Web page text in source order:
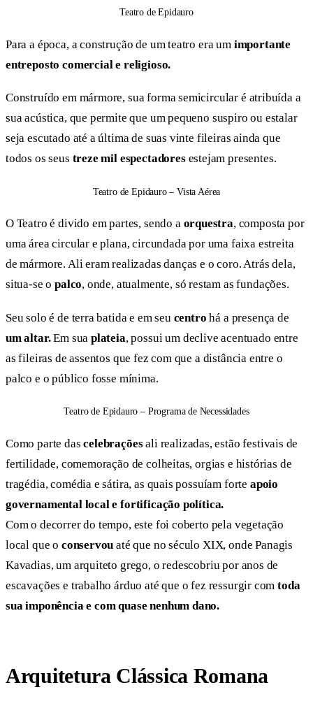
Teatro de Epidauro
Para a época, a construção de um teatro era um importante
entreposto comercial e religioso.
Construído em mármore, sua forma semicircular é atribuída a
sua acústica, que permite que um pequeno suspiro ou estalar
seja escutado até a última de suas vinte fileiras ainda que
todos os seus treze mil espectadoresestejam presentes.
Teatro de Epidauro – Vista Aérea
O Teatro é divido em partes, sendo a orquestra, composta por
uma área circular e plana, circundada por uma faixa estreita
de mármore. Ali eram realizadas danças e o coro. Atrás dela,
situa-se opalco, onde, atualmente, só restam as fundações.
Seu solo é de terra batida e em seu centro há a presença de
um altar.Em suaplateia, possui um declive acentuado entre
as fileiras de assentos que fez com que a distância entre o
palco e o público fosse mínima.
Teatro de Epidauro – Programa de Necessidades
Como parte dascelebraçõesali realizadas, estão festivais de
fertilidade, comemoração de colheitas, orgias e histórias de
tragédia, comédia e sátira, as quais possuíam forte apoio
governamental local e fortificação política.
Com o decorrer do tempo, este foi coberto pela vegetação
local que o conservou até que no século XIX, onde Panagis
Kavadias, um arquiteto grego, o redescobriu por anos de
escavações e trabalho árduo até que o fez ressurgir comtoda
sua imponência e com quase nenhum dano.
Arquitetura Clássica Romana